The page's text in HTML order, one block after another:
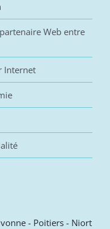
Web entre
Internet
- Poitiers - Niort